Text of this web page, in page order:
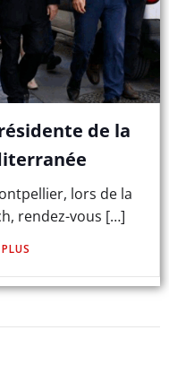
de la
lors de la
rendez-vous […]